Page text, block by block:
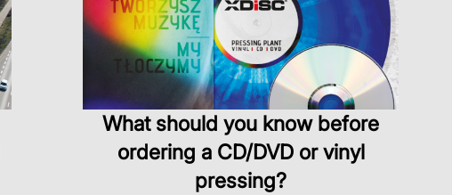
What should you know before
ordering a CD/DVD or vinyl
pressing?